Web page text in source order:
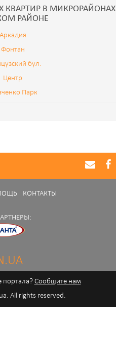
В
РАЙОНЕ
Аркадия
Фонтан
бул.
Центр
Парк
КОНТАКТЫ
портала? Сообщите нам
All rights reserved.